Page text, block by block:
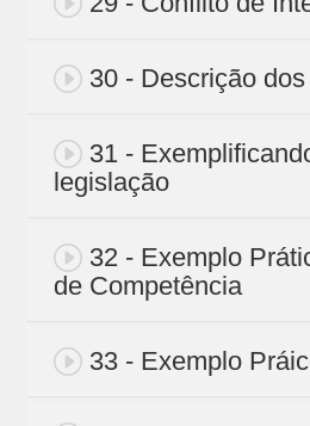
30 - Descrição
31 -
legislação
32 - Exemplo
de Competência
33 - Exemplo